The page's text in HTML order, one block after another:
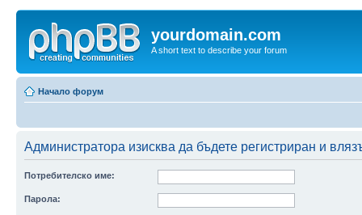
yourdomain.com
A short text to describe your forum
Начало форум
Администратора изисква да бъдете регистриран и
Потребителско име:
Парола: